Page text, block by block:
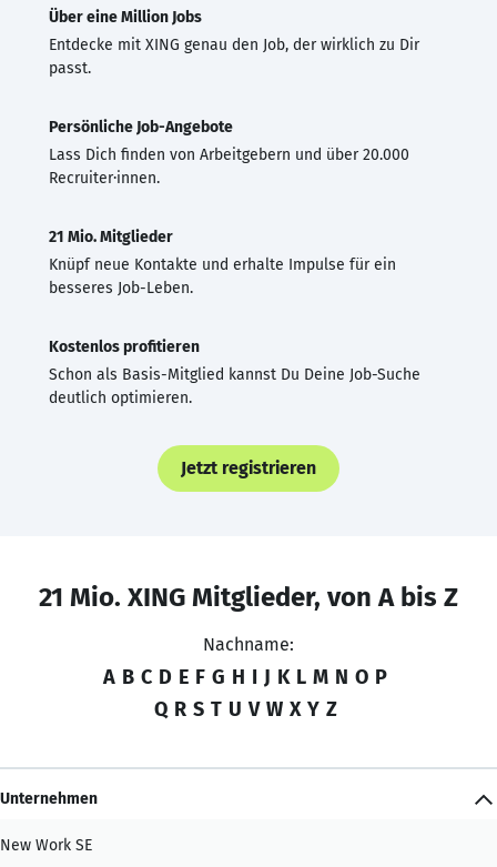
Über eine Million Jobs
Entdecke mit XING genau den Job, der wirklich zu Dir
passt.
Persönliche Job-Angebote
Lass Dich finden von Arbeitgebern und über 20.000
Recruiter·innen.
21 Mio. Mitglieder
Knüpf neue Kontakte und erhalte Impulse für ein
besseres Job-Leben.
Kostenlos profitieren
Schon als Basis-Mitglied kannst Du Deine Job-Suche
deutlich optimieren.
Jetzt registrieren
21 Mio. XING Mitglieder, von A bis Z
Nachname:
A B C D E F G H I J K L M N O P
Q R S T U V W X Y Z
Unternehmen
New Work SE